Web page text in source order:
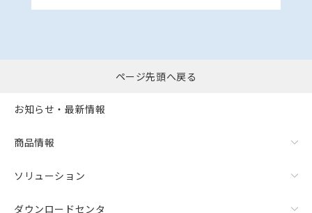
ページ先頭へ戻る
お知らせ・最新情報
商品情報
ソリューション
ダウンロードセンタ